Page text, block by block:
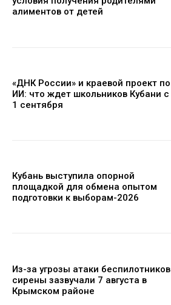
алиментов от детей
«ДНК России» и краевой проект по
ИИ: что ждет школьников Кубани с
1 сентября
Кубань выступила опорной
площадкой для обмена опытом
подготовки к выборам-2026
Из-за угрозы атаки беспилотников
сирены зазвучали 7 августа в
Крымском районе